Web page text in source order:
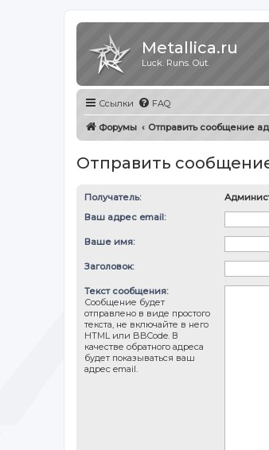
Metallica.ru
Luck. Runs. Out.
Ссылки FAQ
Форумы Отправить сообщение
Отправить
Получатель:
Ваш адрес email:
Ваше имя:
Заголовок:
Текст сообщения:
Сообщение будет
отправлено в виде простого
текста, не включайте в него
HTML или BBCode. В
качестве обратного адреса
будет показываться ваш
адрес email.